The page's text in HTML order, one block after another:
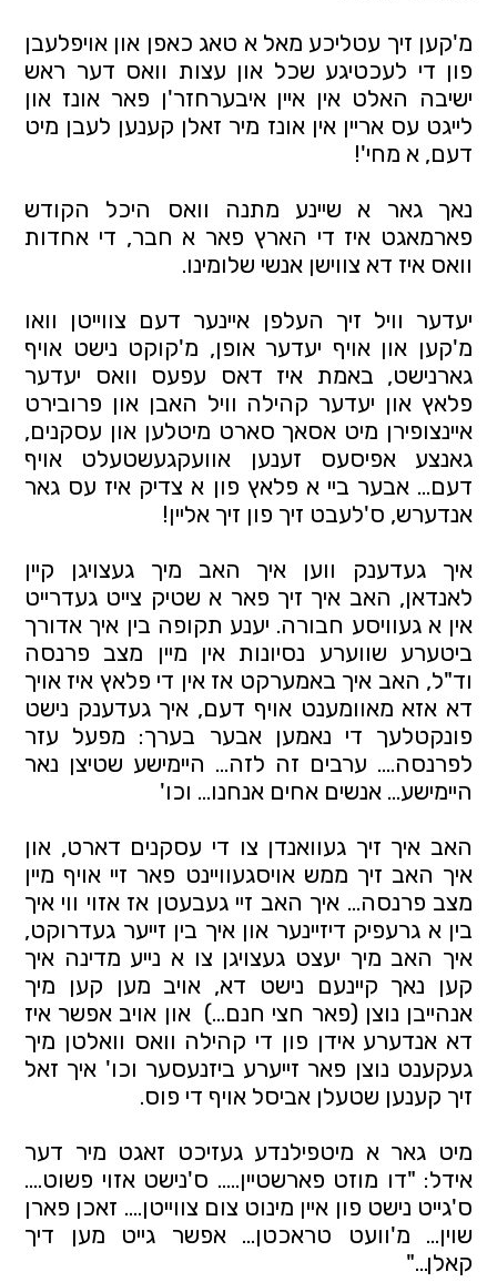
מ'קען זיך עטליכע מאל א טאג כאפן און אויפלעבן
פון די לעכטיגע שכל און עצות וואס דער ראש
ישיבה האלט אין איין איבערחזר'ן פאר אונז און
לייגט עס אריין אין אונז מיר זאלן קענען לעבן מיט
דעם, א מחי'!
נאך גאר א שיינע מתנה וואס היכל הקודש
פארמאגט איז די הארץ פאר א חבר, די אחדות
וואס איז דא צווישן אנשי שלומינו.
יעדער וויל זיך העלפן איינער דעם צווייטן וואו
מ'קען און אויף יעדער אופן, מ'קוקט נישט אויף
גארנישט, באמת איז דאס עפעס וואס יעדער
פלאץ און יעדער קהילה וויל האבן און פרובירט
איינצופירן מיט אסאך סארט מיטלען און עסקנים,
גאנצע אפיסעס זענען אוועקגעשטעלט אויף
דעם… אבער ביי א פלאץ פון א צדיק איז עס גאר
אנדערש, ס'לעבט זיך פון זיך אליין!
איך געדענק ווען איך האב מיך געצויגן קיין
לאנדאן, האב איך זיך פאר א שטיק צייט געדרייט
אין א געוויסע חבורה. יענע תקופה בין איך אדורך
ביטערע שווערע נסיונות אין מיין מצב פרנסה
וד"ל, האב איך באמערקט אז אין די פלאץ איז אויך
דא אזא מאוומענט אויף דעם, איך געדענק נישט
פונקטלעך די נאמען אבער בערך: מפעל עזר
לפרנסה.... ערבים זה לזה... היימישע שטיצן נאר
היימישע... אנשים אחים אנחנו… וכו'
האב איך זיך געוואנדן צו די עסקנים דארט, און
איך האב זיך ממש אויסגעוויינט פאר זיי אויף מיין
מצב פרנסה... איך האב זיי געבעטן אז אזוי ווי איך
בין א גרעפיק דיזיינער און איך בין זייער געדרוקט,
איך האב מיך יעצט געצויגן צו א נייע מדינה איך
קען נאך קיינעם נישט דא, אויב מען קען מיך
אנהייבן נוצן (פאר חצי חנם...) און אויב אפשר איז
דא אנדערע אידן פון די קהילה וואס וואלטן מיך
געקענט נוצן פאר זייערע ביזנעסער וכו' איך זאל
זיך קענען שטעלן אביסל אויף די פוס.
מיט גאר א מיטפילנדע געזיכט זאגט מיר דער
אידל: "דו מוזט פארשטיין..... ס'נישט אזוי פשוט....
ס'גייט נישט פון איין מינוט צום צווייטן.... זאכן פארן
שוין… מ'וועט טראכטן… אפשר גייט מען דיך
קאלן…"